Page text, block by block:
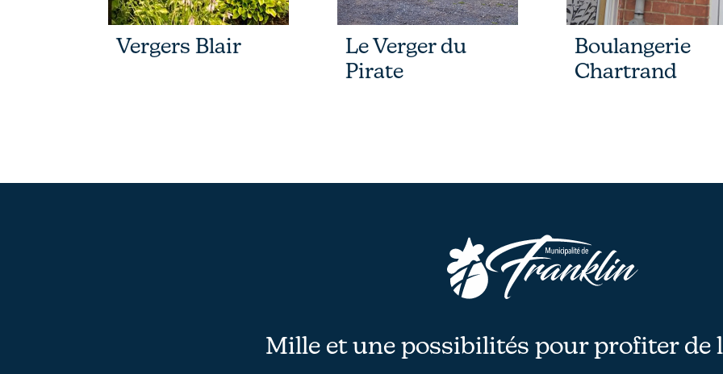
Vergers Blair
Le Verger du
Pirate
Boulangerie
Chartrand
Mille et une possibilités pour profiter de